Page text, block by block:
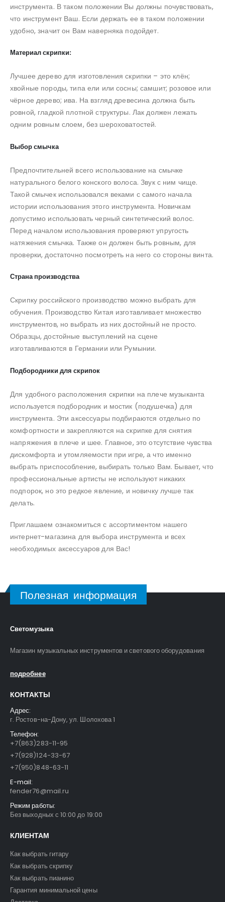
инструмента. В таком положении Вы должны почувствовать,
что инструмент Ваш. Если держать ее в таком положении
удобно, значит он Вам наверняка подойдет.
Материал скрипки:
Лучшее дерево для изготовления скрипки – это клён;
хвойные породы, типа ели или сосны; самшит; розовое или
чёрное дерево; ива. На взгляд древесина должна быть
ровной, гладкой плотной структуры. Лак должен лежать
одним ровным слоем, без шероховатостей.
Выбор смычка
Предпочтительней всего использование на смычке
натурального белого конского волоса. Звук с ним чище.
Такой смычек использовался веками с самого начала
истории использования этого инструмента. Новичкам
допустимо использовать черный синтетический волос.
Перед началом использования проверяют упругость
натяжения смычка. Также он должен быть ровным, для
проверки, достаточно посмотреть на него со стороны винта.
Страна производства
Скрипку российского производство можно выбрать для
обучения. Производство Китая изготавливает множество
инструментов, но выбрать из них достойный не просто.
Образцы, достойные выступлений на сцене
изготавливаются в Германии или Румынии.
Подбородники для скрипок
Для удобного расположения скрипки на плече музыканта
используется подбородник и мостик (подушечка) для
инструмента. Эти аксессуары подбираются отдельно по
комфортности и закрепляются на скрипке для снятия
напряжения в плече и шее. Главное, это отсутствие чувства
дискомфорта и утомляемости при игре, а что именно
выбрать приспособление, выбирать только Вам. Бывает, что
профессиональные артисты не используют никаких
подпорок, но это редкое явление, и новичку лучше так
делать.
Приглашаем ознакомиться с ассортиментом нашего
интернет-магазина для выбора инструмента и всех
необходимых аксессуаров для Вас!
Полезная информация
Светомузыка
Магазин музыкальных инструментов и светового оборудования
подробнее
КОНТАКТЫ
Адрес:
г. Ростов-на-Дону, ул. Шолохова 1
Телефон:
+7(863)283-11-95
+7(928)124-33-67
+7(950)848-63-11
E-mail:
fender76@mail.ru
Режим работы:
Без выходных с 10:00 до 19:00
КЛИЕНТАМ
Как выбрать гитару
Как выбрать скрипку
Как выбрать пианино
Гарантия минимальной цены